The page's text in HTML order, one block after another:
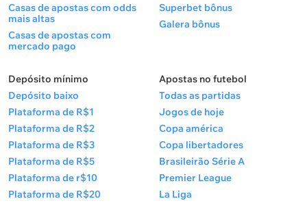
Casas de apostas com odds
mais altas
Casas de apostas com
mercado pago
Superbet bônus
Galera bônus
Depósito mínimo
Depósito baixo
Plataforma de R$1
Plataforma de R$2
Plataforma de R$3
Plataforma de R$5
Plataforma de r$10
Plataforma de R$20
Apostas no futebol
Todas as partidas
Jogos de hoje
Copa américa
Copa libertadores
Brasileirão Série A
Premier League
La Liga